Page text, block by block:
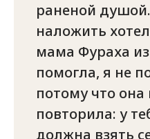
раненой
наложить
мама Фураха
помогла, я не
потому что
повторила: у
должна взять